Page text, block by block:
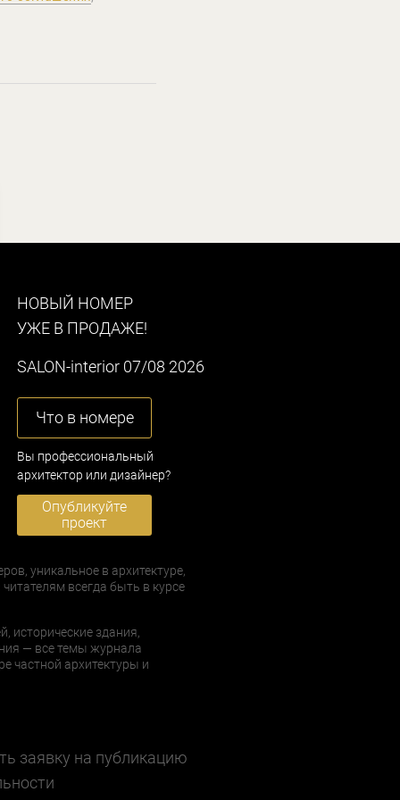
НОВЫЙ НОМЕР
УЖЕ В ПРОДАЖЕ!
SALON-interior 07/08 2026
Что в номере
Вы профессиональный
архитектор или дизайнер?
Опубликуйте
проект
уникальное в архитектуре,
всегда быть в курсе
исторические здания,
— все темы журнала
частной архитектуры и
заявку на публикацию